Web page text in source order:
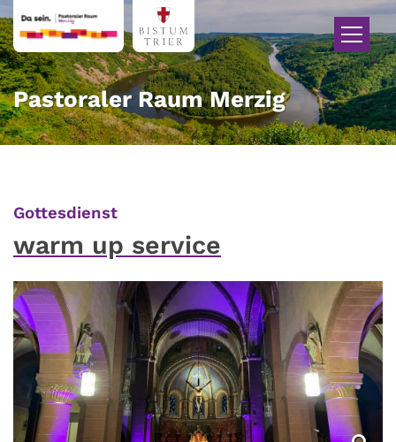
Zum Inhalt springen
Pastoraler Raum Merzig
Gottesdienst:
warm up service